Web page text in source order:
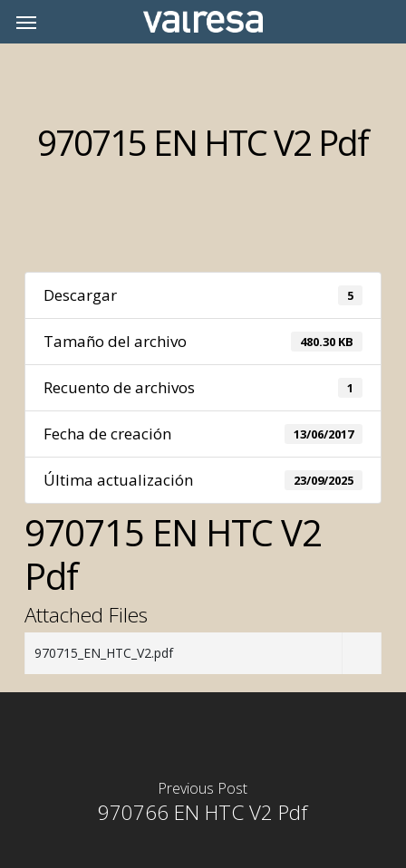
Menu
970715 EN HTC V2 Pdf
Descargar 5
Tamaño del archivo 480.30 KB
Recuento de archivos 1
Fecha de creación 13/06/2017
Última actualización 23/09/2025
970715 EN HTC V2
Pdf
Attached Files
970715_EN_HTC_V2.pdf
Previous Post
970766 EN HTC V2 Pdf